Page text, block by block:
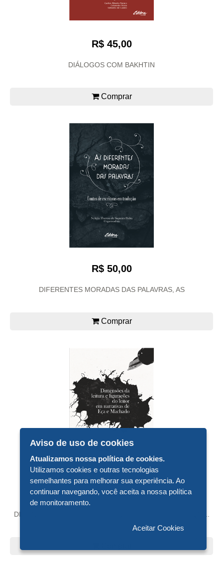
R$ 45,00
DIÁLOGOS COM BAKHTIN
Comprar
R$ 50,00
DIFERENTES MORADAS DAS PALAVRAS, AS
Comprar
R$ 60,00
DIMENSÕES DA LEITURA E FIGURAÇÕES DO LEITOR EM...
Aviso de uso de cookies
Atualizamos nossa política de cookies.
Utilizamos cookies e outras tecnologias
semelhantes para melhorar sua experiência. Ao
continuar navegando, você aceita a nossa política
de monitoramento.
Aceitar Cookies